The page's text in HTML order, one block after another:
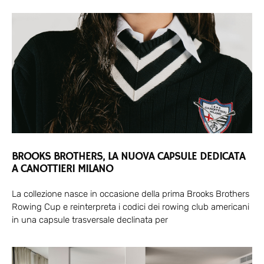
BROOKS BROTHERS, LA NUOVA CAPSULE DEDICATA
A CANOTTIERI MILANO
La collezione nasce in occasione della prima Brooks Brothers
Rowing Cup e reinterpreta i codici dei rowing club americani
in una capsule trasversale declinata per